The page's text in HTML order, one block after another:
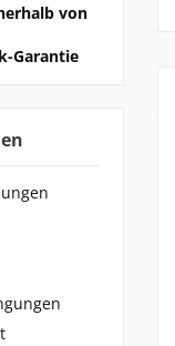
von
Garantie